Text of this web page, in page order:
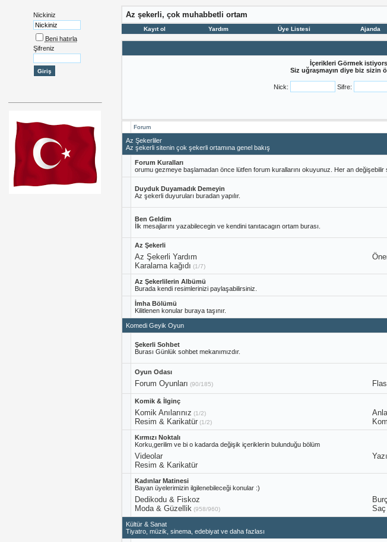
Nickiniz
Beni hatırla
Şifreniz
Az şekerli, çok muhabbetli ortam
Kayıt ol Yardım Üye Listesi Ajanda
İçerikleri Görmek
Siz uğraşmayın diye biz sizin
Nick: Sifre:
Forum
Az Şekerliler
Az şekerli sitenin çok şekerli ortamına genel bakış
Forum Kuralları
orumu gezmeye başlamadan önce lütfen forum kurallarını okuyunuz. Her an
Duyduk Duyamadık Demeyin
Az şekerli duyuruları buradan yapılır.
Ben Geldim
İlk mesajlarını yazabilecegin ve kendini tanıtacagın ortam burası.
Az Şekerli
Az Şekerli Yardım
Karalama kağıdı (1/7)
Az Şekerlilerin Albümü
Burada kendi resimlerinizi paylaşabilirsiniz.
İmha Bölümü
Kilitlenen konular buraya taşınır.
Komedi Geyik Oyun
Şekerli Sohbet
Burası Günlük sohbet mekanımızdır.
Oyun Odası
Forum Oyunları (90/185)
Komik & İlginç
Komik Anılarınız (1/2)
Resim & Karikatür(1/2)
Kırmızı Noktalı
Korku,gerilim ve bi o kadarda değişik içeriklerin bulunduğu bölüm
Videolar
Resim & Karikatür
Kadınlar Matinesi
Bayan üyelerimizin ilgilenebileceği konular :)
Dedikodu & Fiskoz
Moda & Güzellik (958/960) Saç
Kültür & Sanat
Tiyatro, müzik, sinema, edebiyat ve daha fazlası